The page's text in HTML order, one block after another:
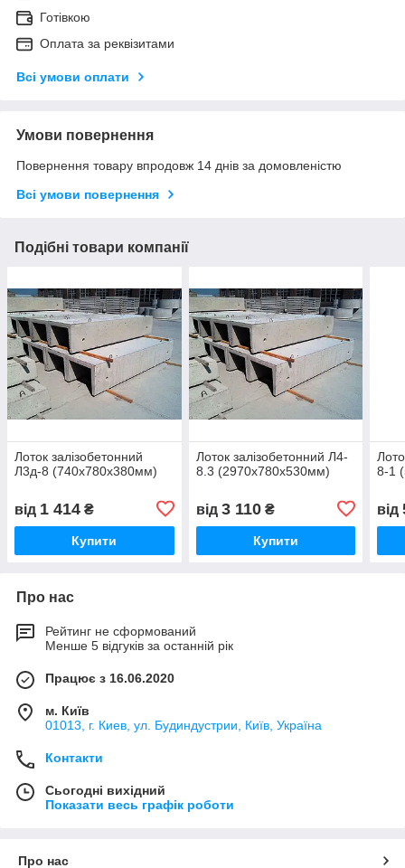
Готівкою
Оплата за реквізитами
Всі умови оплати
Умови повернення
Повернення товару впродовж 14 днів за домовленістю
Всі умови повернення
Подібні товари компанії
Лоток залізобетонний
Л3д-8 (740х780х380мм)
від 1 414 ₴
Купити
Лоток залізобетонний Л4-
8.3 (2970х780х530мм)
від 3 110₴
Купити
8-1
від
Про нас
Рейтинг не сформований
Менше 5 відгуків за останній рік
Працює з 16.06.2020
м. Київ
01013, г. Киев, ул. Будиндустрии, Київ, Україна
Контакти
Сьогодні вихідний
Показати весь графік роботи
Про нас